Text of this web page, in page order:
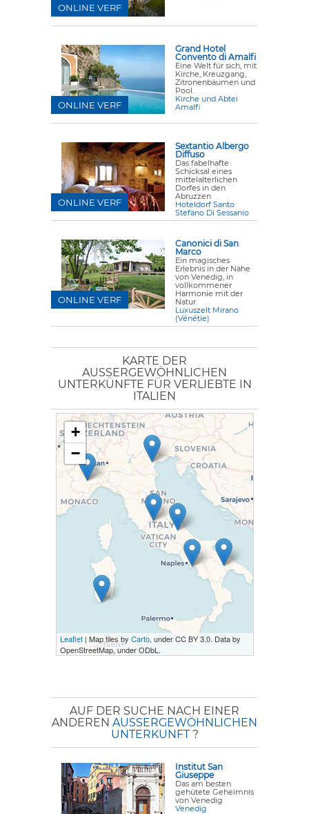
ONLINE VERF
Grand Hotel
Convento di Amalfi
Eine Welt für sich, mit
Kirche, Kreuzgang,
Zitronenbäumen und
Pool.
Kirche und Abtei
Amalfi
ONLINE VERF
Sextantio Albergo
Diffuso
Das fabelhafte
Schicksal eines
mittelalterlichen
Dorfes in den
Abruzzen
Hoteldorf Santo
Stefano Di Sessanio
ONLINE VERF
Canonici di San
Marco
Ein magisches
Erlebnis in der Nähe
von Venedig, in
vollkommener
Harmonie mit der
Natur.
Luxuszelt Mirano
(Vénétie)
ONLINE VERF
KARTE DER
AUSSERGEWÖHNLICHEN U
NTERKÜNFTE FÜR VERLIEBTE IN I
TALIEN
+
−
Leaflet| Map tiles by Carto, under CC BY 3.0. Data by
OpenStreetMap, under ODbL.
AUF DER SUCHE NACH EINER
ANDEREN AUSSERGEWÖHNLICHEN U
NTERKUNFT?
Institut San
Giuseppe
Das am besten
gehütete Geheimnis
von Venedig
Venedig